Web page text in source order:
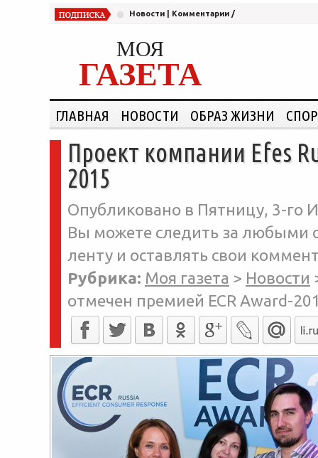
Новости Комментарии /
МОЯ
ГАЗЕТА
ГЛАВНАЯ НОВОСТИ ОБРАЗ ЖИЗНИ
Проект компании Efes
2015
Опубликовано в Пятницу, 3-го
Вы можете следить за любыми
ленту и оставлять свои
Рубрика: Моя газета > Новости
отмечен премией ECR Award-